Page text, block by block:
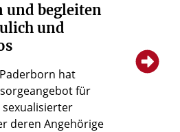
und begleiten
und
hat
für
deren Angehörige